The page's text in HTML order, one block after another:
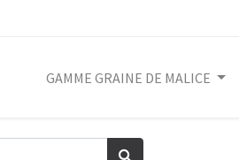
GAMME GRAINE DE MALICE